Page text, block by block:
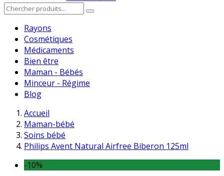
Rayons
Cosmétiques
Médicaments
Bien être
Maman - Bébés
Minceur - Régime
Blog
Accueil
Maman-bébé
Soins bébé
Philips Avent Natural Airfree Biberon 125ml
-10%